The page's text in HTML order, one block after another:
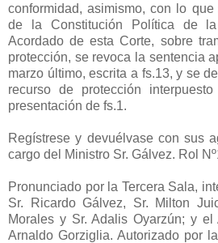
conformidad, asimismo, con lo
de la Constitución Política de
Acordado de esta Corte, sobre
protección, se revoca la sentencia
marzo último, escrita a fs.13, y se
recurso de protección
presentación de fs.1.
Regístrese y devuélvase con sus
cargo del Ministro Sr. Gálvez. Rol
Pronunciado por la Tercera Sala,
Sr. Ricardo Gálvez, Sr. Milton
Morales y Sr. Adalis Oyarzún; y el
Arnaldo Gorziglia. Autorizado por